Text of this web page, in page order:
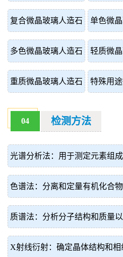
复合微晶玻璃人造石 单色微
多色微晶玻璃人造石 轻质微
重质微晶玻璃人造石 特殊用
04 检测方法
光谱分析法：用于测定元素组成
色谱法：分离和定量有机化合物
质谱法：分析分子结构和质量以
X射线衍射：确定晶体结构和相